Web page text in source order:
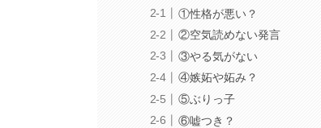
①性格が悪い？
②空気読めない発言
③やる気がない
④嫉妬や妬み？
⑤ぶりっ子
⑥嘘つき？